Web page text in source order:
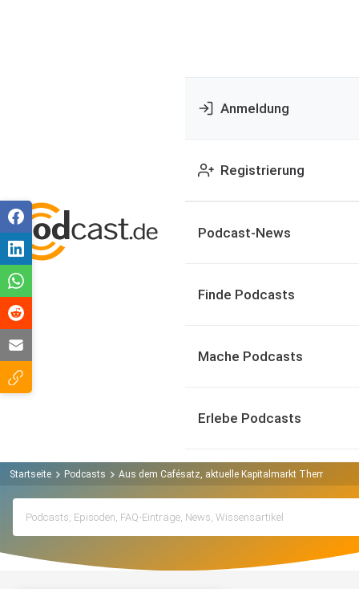
Anmeldung
Registrierung
Podcast-News
Finde Podcasts
Mache Podcasts
Erlebe Podcasts
Startseite Podcasts Aus dem Cafésatz, aktuelle Kapitalmarkt Themen